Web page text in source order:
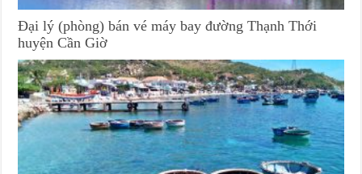
Đại lý (phòng) bán vé máy bay đường Thạnh Thới
huyện Cần Giờ